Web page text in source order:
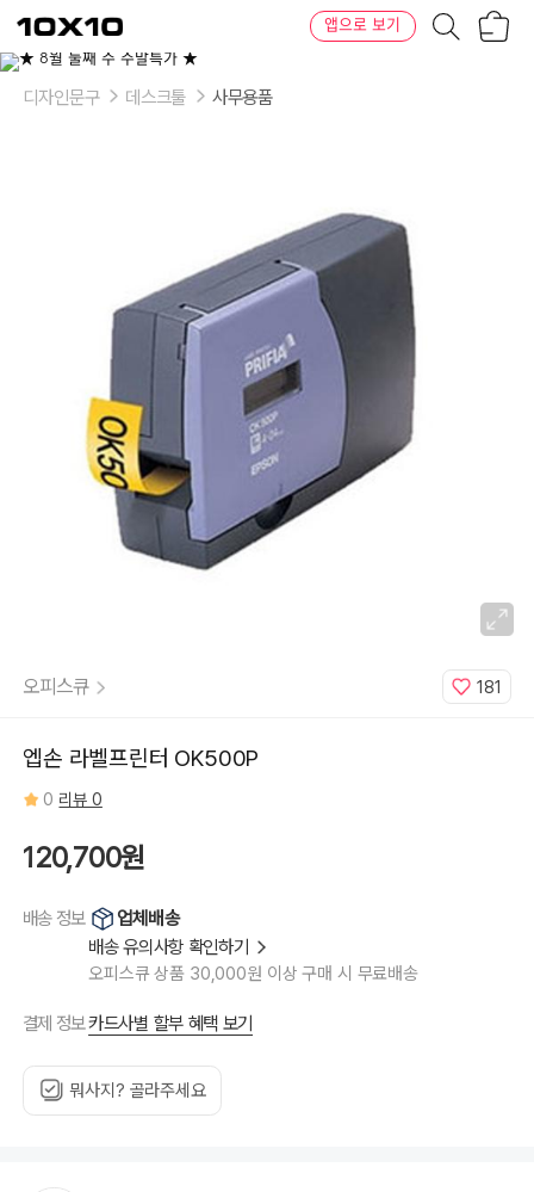
텐
바
텐
앱으로 보기
디자인문구 데스크툴 사무용품
오피스큐 181
엡손 라벨프린터 OK500P
0 리뷰 0
120,700원
배송 정보
업체배송
배송 유의사항 확인하기
오피스큐 상품 30,000원 이상 구매 시 무료배송
결제 정보카드사별 할부 혜택 보기
뭐사지? 골라주세요